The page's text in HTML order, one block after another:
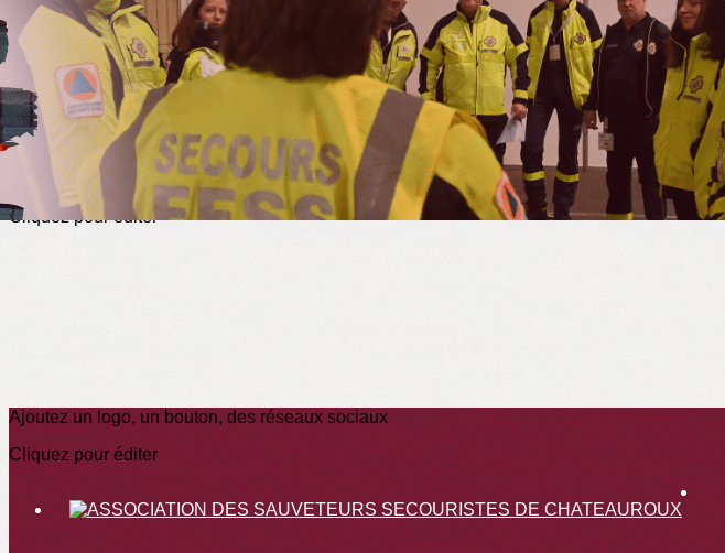
Exporter les lignes sélectionnées
Exporter toutes les colonnes
Exporter uniquement les colonnes affichées
Menu
?>
Images de la page d'accueil
Cliquez pour éditer
Ajoutez un logo, un bouton, des réseaux sociaux
Cliquez pour éditer